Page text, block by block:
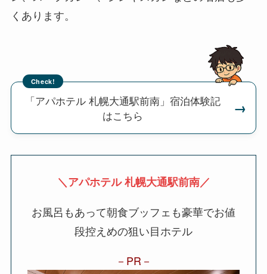
くあります。
Check!
「アパホテル 札幌大通駅前南」宿泊体験記
はこちら
→
＼アパホテル 札幌大通駅前南／
お風呂もあって朝食ブッフェも豪華でお値
段控えめの狙い目ホテル
PR